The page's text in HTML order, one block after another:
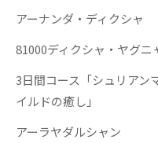
アーナンダ・ディクシャ
81000ディクシャ・ヤグニ
3日間コース「シュリアン
イルドの癒し」
アーラヤダルシャン